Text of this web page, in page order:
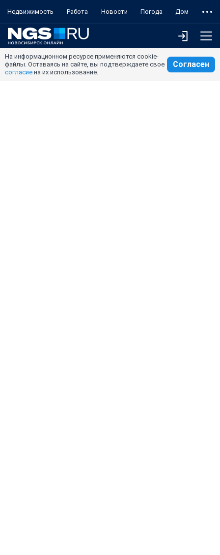
Недвижимость Работа Новости Погода Дом
На информационном ресурсе применяются cookie-
файлы. Оставаясь на сайте, вы подтверждаете свое
согласие на их использование.
Согласен